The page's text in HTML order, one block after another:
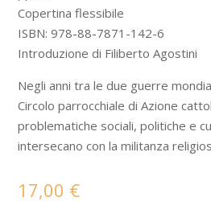
Copertina flessibile
ISBN: 978-88-7871-142-6
Introduzione di Filiberto Agostini
Negli anni tra le due guerre
Circolo parrocchiale di Azione
problematiche sociali, politiche e
intersecano con la militanza
17,00 €